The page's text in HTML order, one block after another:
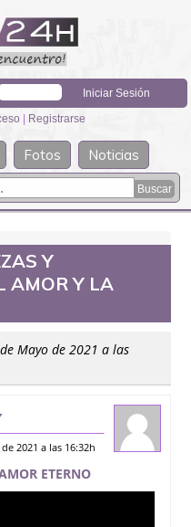
| Registrarse
Fotos
Noticias
Y
AMOR Y LA
Mayo de 2021 a las
Y LA VIDA
2021 a las 16:32h
ETERNO